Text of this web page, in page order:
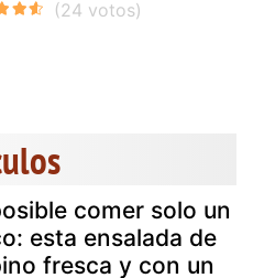
comer solo un
esta ensalada de
fresca y con un